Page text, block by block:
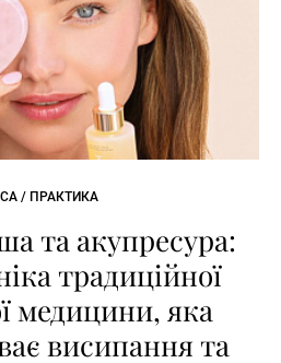
/ ПРАКТИКА
та акупресура:
традиційної
медицини, яка
висипання та